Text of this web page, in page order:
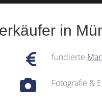
in
fundierte
Fotografie &